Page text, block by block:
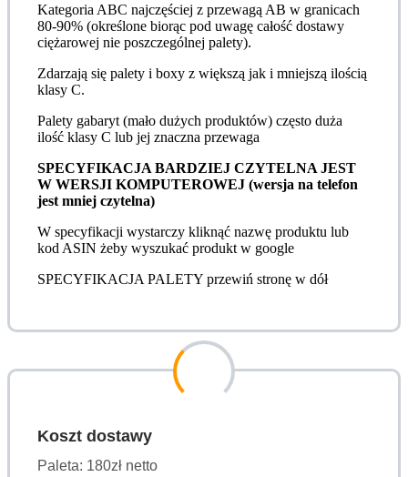
Kategoria ABC najczęściej z przewagą AB w granicach
80-90% (określone biorąc pod uwagę całość dostawy
ciężarowej nie poszczególnej palety).
Zdarzają się palety i boxy z większą jak i mniejszą ilością
klasy C.
Palety gabaryt (mało dużych produktów) często duża
ilość klasy C lub jej znaczna przewaga
SPECYFIKACJA BARDZIEJ CZYTELNA JEST
W WERSJI KOMPUTEROWEJ (wersja na telefon
jest mniej czytelna)
W specyfikacji wystarczy kliknąć nazwę produktu lub
kod ASIN żeby wyszukać produkt w google
SPECYFIKACJA PALETY przewiń stronę w dół
Koszt dostawy
Paleta: 180zł netto